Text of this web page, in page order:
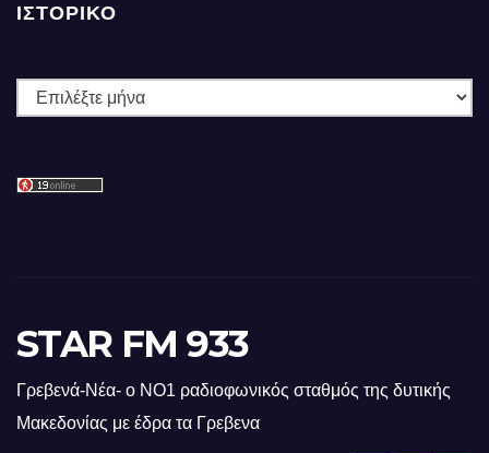
ΙΣΤΟΡΙΚΌ
Ιστορικό
STAR FM 933
Γρεβενά-Νέα- ο ΝΟ1 ραδιοφωνικός σταθμός της δυτικής
Μακεδονίας με έδρα τα Γρεβενα